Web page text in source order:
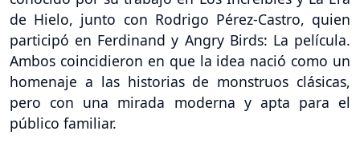
de Hielo, junto con Rodrigo Pérez-Castro, quien
participó en Ferdinand y Angry Birds: La película.
Ambos coincidieron en que la idea nació como un
homenaje a las historias de monstruos clásicas,
pero con una mirada moderna y apta para el
público familiar.